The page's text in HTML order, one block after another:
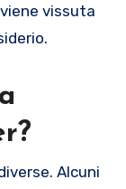
vissuta
Alcuni